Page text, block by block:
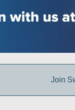
Join